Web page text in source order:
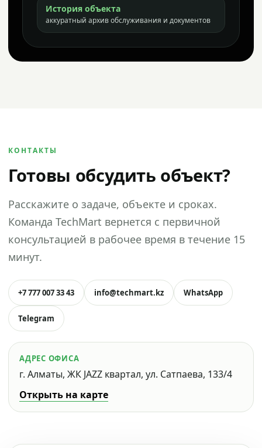
История объекта
аккуратный архив обслуживания и документов
КОНТАКТЫ
Готовы обсудить объект?
Расскажите о задаче, объекте и сроках.
Команда TechMart вернется с первичной
консультацией в рабочее время в течение 15
минут.
+7 777 007 33 43 info@techmart.kz WhatsApp
Telegram
АДРЕС ОФИСА
г. Алматы, ЖК JAZZ квартал, ул. Сатпаева, 133/4
Открыть на карте